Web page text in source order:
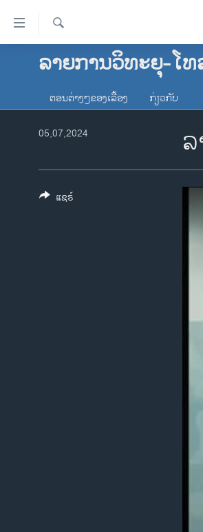
ລິ້ງ
ສຳຫລັບ
ຂ້າມ
ໂຮມເພຈ
ອາເມຣິກາ
ການເລືອກຕັ້ງ ປະທານາທີບໍດີ ສະຫະລັດ
ຂ່າວ​ຈີນ
ລາຍການວິທະຍຸ-ໂ
ຕອນຕ່າງໆຂອງເລື້ອງ ກ່ຽວກັບ
05,07,2024
ແຊຣ໌